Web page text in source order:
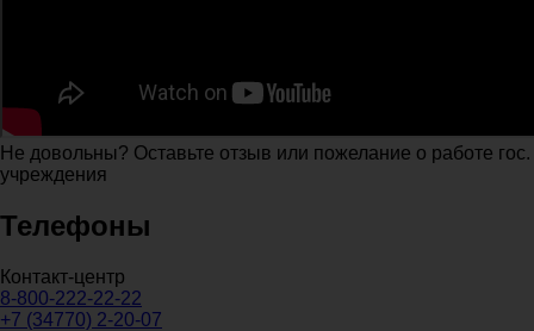
Не довольны? Оставьте отзыв или пожелание о работе гос.
учреждения
Телефоны
Контакт-центр
8-800-222-22-22
+7 (34770) 2-20-07